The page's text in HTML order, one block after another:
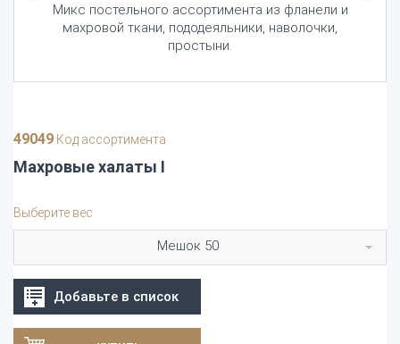
Микс постельного ассортимента из фланели и
махровой ткани, пододеяльники, наволочки,
простыни.
49049 Код ассортимента
Махровые халаты I
Выберите вес
Мешок 50
Добавьте в список